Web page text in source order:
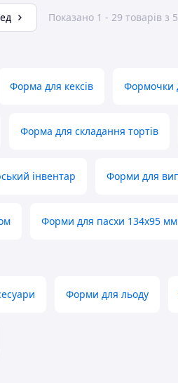
Показано 1 - 29 товарів з
Форма для кексів Формочки
Форма для складання тортів
інвентар Форми для
Форми для пасхи 134х95 мм
Форми для льоду